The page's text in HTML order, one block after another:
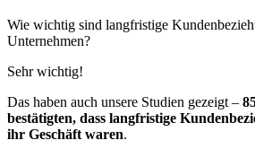
Wie wichtig sind langfristige
Unternehmen?
Sehr wichtig!
Das haben auch unsere Studien gezeigt –
bestätigten, dass langfristige
ihr Geschäft waren.